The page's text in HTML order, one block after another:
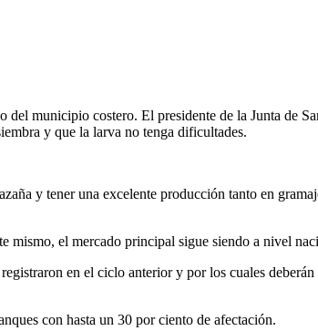
municipio costero. El presidente de la Junta de
y que la larva no tenga dificultades.
y tener una excelente producción tanto en
mismo, el mercado principal sigue siendo a nivel
en el ciclo anterior y por los cuales
con hasta un 30 por ciento de afectación.